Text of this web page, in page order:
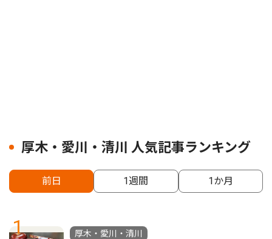
厚木・愛川・清川 人気記事ランキング
前日 1週間 1か月
1
厚木・愛川・清川